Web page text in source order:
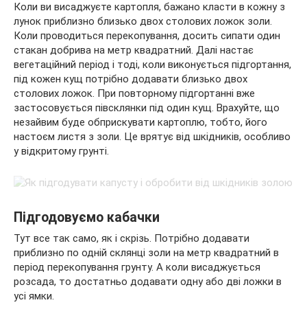
Коли ви висаджуєте картопля, бажано класти в кожну з
лунок приблизно близько двох столових ложок золи.
Коли проводиться перекопування, досить сипати один
стакан добрива на метр квадратний. Далі настає
вегетаційний період і тоді, коли виконується підгортання,
під кожен кущ потрібно додавати близько двох
столових ложок. При повторному підгортанні вже
застосовується півсклянки під один кущ. Врахуйте, що
незайвим буде обприскувати картоплю, тобто, його
настоєм листя з золи. Це врятує від шкідників, особливо
у відкритому грунті.
Підгодовуємо кабачки
Тут все так само, як і скрізь. Потрібно додавати
приблизно по одній склянці золи на метр квадратний в
період перекопування грунту. А коли висаджується
розсада, то достатньо додавати одну або дві ложки в
усі ямки.